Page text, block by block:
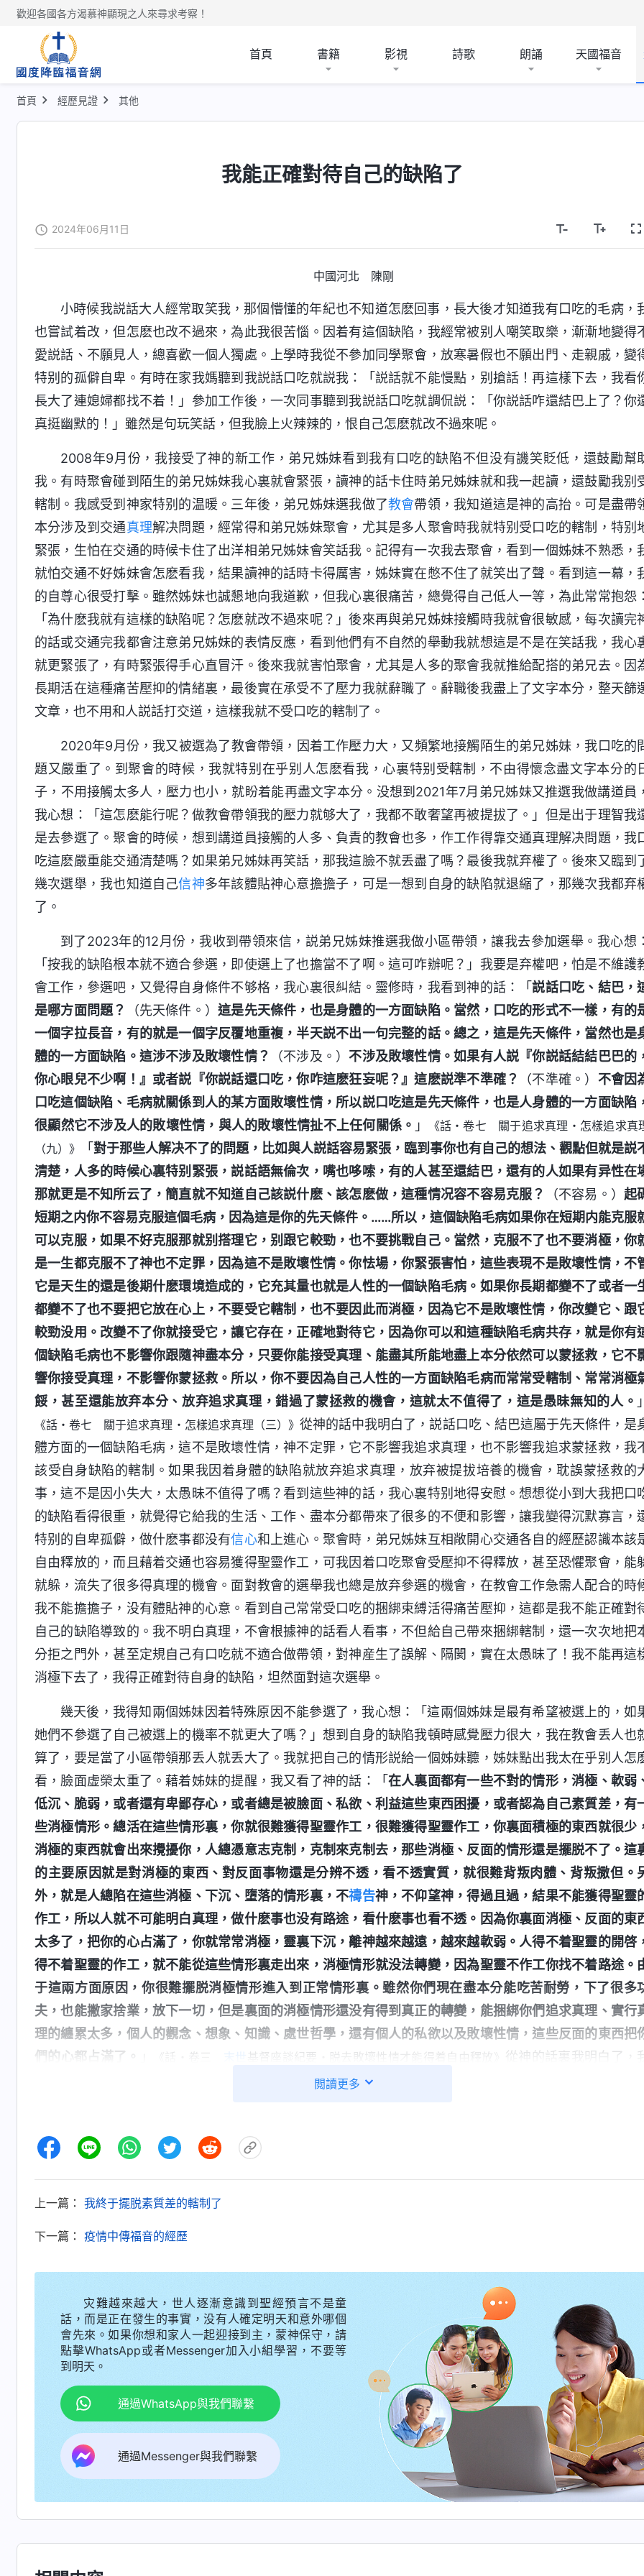
歡迎各國各方渴慕神顯現之人來尋求考察！
首頁 書籍 影視 詩歌 朗誦 天國福音
首頁 經歷見證 其他
我能正確對待自己的缺陷了
2024年06月11日
中國河北 陳剛
小時候我説話大人經常取笑我，那個懵懂的年紀也不知道怎麽回事，長大後才知道我有口吃的毛病，
也嘗試着改，但怎麽也改不過來，為此我很苦惱。因着有這個缺陷，我經常被别人嘲笑取樂，漸漸地變得
愛説話、不願見人，總喜歡一個人獨處。上學時我從不參加同學聚會，放寒暑假也不願出門、走親戚，變
特别的孤僻自卑。有時在家我媽聽到我説話口吃就説我：「説話就不能慢點，别搶話！再這樣下去，我看
長大了連媳婦都找不着！」參加工作後，一次同事聽到我説話口吃就調侃説：「你説話咋還結巴上了？你
真挺幽默的！」雖然是句玩笑話，但我臉上火辣辣的，恨自己怎麽就改不過來呢。
2008年9月份，我接受了神的新工作，弟兄姊妹看到我有口吃的缺陷不但没有譏笑貶低，還鼓勵幫
我。有時聚會碰到陌生的弟兄姊妹我心裏就會緊張，讀神的話卡住時弟兄姊妹就和我一起讀，還鼓勵我别
轄制。我感受到神家特别的温暖。三年後，弟兄姊妹選我做了教會帶領，我知道這是神的高抬。可是盡帶
本分涉及到交通真理解决問題，經常得和弟兄姊妹聚會，尤其是多人聚會時我就特别受口吃的轄制，特别
緊張，生怕在交通的時候卡住了出洋相弟兄姊妹會笑話我。記得有一次我去聚會，看到一個姊妹不熟悉，
就怕交通不好姊妹會怎麽看我，結果讀神的話時卡得厲害，姊妹實在憋不住了就笑出了聲。看到這一幕，
的自尊心很受打擊。雖然姊妹也誠懇地向我道歉，但我心裏很痛苦，總覺得自己低人一等，為此常常抱怨：
「為什麽我就有這樣的缺陷呢？怎麽就改不過來呢？」後來再與弟兄姊妹接觸時我就會很敏感，每次讀完
的話或交通完我都會注意弟兄姊妹的表情反應，看到他們有不自然的舉動我就想這是不是在笑話我，我心
就更緊張了，有時緊張得手心直冒汗。後來我就害怕聚會，尤其是人多的聚會我就推給配搭的弟兄去。因
長期活在這種痛苦壓抑的情緒裏，最後實在承受不了壓力我就辭職了。辭職後我盡上了文字本分，整天篩
文章，也不用和人説話打交道，這樣我就不受口吃的轄制了。
2020年9月份，我又被選為了教會帶領，因着工作壓力大，又頻繁地接觸陌生的弟兄姊妹，我口吃的
題又嚴重了。到聚會的時候，我就特别在乎别人怎麽看我，心裏特别受轄制，不由得懷念盡文字本分的
子，不用接觸太多人，壓力也小，就盼着能再盡文字本分。没想到2021年7月弟兄姊妹又推選我做講道員，
我心想：「這怎麽能行呢？做教會帶領我的壓力就够大了，我都不敢奢望再被提拔了。」但是出于理智我
是去參選了。聚會的時候，想到講道員接觸的人多、負責的教會也多，作工作得靠交通真理解决問題，我
吃這麽嚴重能交通清楚嗎？如果弟兄姊妹再笑話，那我這臉不就丢盡了嗎？最後我就弃權了。後來又臨到
幾次選舉，我也知道自己信神多年該體貼神心意擔擔子，可是一想到自身的缺陷就退縮了，那幾次我都弃
了。
到了2023年的12月份，我收到帶領來信，説弟兄姊妹推選我做小區帶領，讓我去參加選舉。我心想：
「按我的缺陷根本就不適合參選，即使選上了也擔當不了啊。這可咋辦呢？」我要是弃權吧，怕是不維護
會工作，參選吧，又覺得自身條件不够格，我心裏很糾結。靈修時，我看到神的話：「説話口吃、結巴，
是哪方面問題？
（先天條件。）這是先天條件，也是身體的一方面缺陷。當然，口吃的形式不一樣，有的
一個字拉長音，有的就是一個字反覆地重複，半天説不出一句完整的話。總之，這是先天條件，當然也是
體的一方面缺陷。這涉不涉及敗壞性情？
（不涉及。）不涉及敗壞性情。如果有人説『你説話結結巴巴的
你心眼兒不少啊！』或者説『你説話還口吃，你咋這麽狂妄呢？』這麽説準不準確？
（不準確。） 不會因
口吃這個缺陷、毛病就關係到人的某方面敗壞性情，所以説口吃這是先天條件，也是人身體的一方面缺陷
很顯然它不涉及人的敗壞性情，與人的敗壞性情扯不上任何關係。 」
《話・卷七 關于追求真理・怎樣追求真
（九）》
「對于那些人解决不了的問題，比如與人説話容易緊張，臨到事你也有自己的想法、觀點但就是説
清楚，人多的時候心裏特别緊張，説話語無倫次，嘴也哆嗦，有的人甚至還結巴，還有的人如果有异性在
那就更是不知所云了，簡直就不知道自己該説什麽、該怎麽做，這種情况容不容易克服？
（不容易。） 起
短期之内你不容易克服這個毛病，因為這是你的先天條件。……所以，這個缺陷毛病如果你在短期内能克服
可以克服，如果不好克服那就别搭理它，别跟它較勁，也不要挑戰自己。當然，克服不了也不要消極，你
是一生都克服不了神也不定罪，因為這不是敗壞性情。你怯場，你緊張害怕，這些表現不是敗壞性情，不
它是天生的還是後期什麽環境造成的，它充其量也就是人性的一個缺陷毛病。如果你長期都變不了或者一
都變不了也不要把它放在心上，不要受它轄制，也不要因此而消極，因為它不是敗壞性情，你改變它、跟
較勁没用。改變不了你就接受它，讓它存在，正確地對待它，因為你可以和這種缺陷毛病共存，就是你有
個缺陷毛病也不影響你跟隨神盡本分，只要你能接受真理、能盡其所能地盡上本分依然可以蒙拯救，它不
響你接受真理，不影響你蒙拯救。所以，你不要因為自己人性的一方面缺陷毛病而常常受轄制、常常消極
餒，甚至還能放弃本分、放弃追求真理，錯過了蒙拯救的機會，這就太不值得了，這是愚昧無知的人。 」
《話・卷七 關于追求真理・怎樣追求真理（三）》從神的話中我明白了，説話口吃、結巴這屬于先天條件，是
體方面的一個缺陷毛病，這不是敗壞性情，神不定罪，它不影響我追求真理，也不影響我追求蒙拯救，我
該受自身缺陷的轄制。如果我因着身體的缺陷就放弃追求真理，放弃被提拔培養的機會，耽誤蒙拯救的
事，這不是因小失大，太愚昧不值得了嗎？看到這些神的話，我心裏特别地得安慰。想想從小到大我把口
的缺陷看得很重，就覺得它給我的生活、工作、盡本分都帶來了很多的不便和影響，讓我變得沉默寡言，
特别的自卑孤僻，做什麽事都没有信心和上進心。聚會時，弟兄姊妹互相敞開心交通各自的經歷認識本該
自由釋放的，而且藉着交通也容易獲得聖靈作工，可我因着口吃聚會受壓抑不得釋放，甚至恐懼聚會，能
就躲，流失了很多得真理的機會。面對教會的選舉我也總是放弃參選的機會，在教會工作急需人配合的時
我不能擔擔子，没有體貼神的心意。看到自己常常受口吃的捆綁束縛活得痛苦壓抑，這都是我不能正確對
自己的缺陷導致的。我不明白真理，不會根據神的話看人看事，不但給自己帶來捆綁轄制，還一次次地把
分拒之門外，甚至定規自己有口吃就不適合做帶領，對神産生了誤解、隔閡，實在太愚昧了！我不能再這
消極下去了，我得正確對待自身的缺陷，坦然面對這次選舉。
幾天後，我得知兩個姊妹因着特殊原因不能參選了，我心想：「這兩個姊妹是最有希望被選上的，如
她們不參選了自己被選上的機率不就更大了嗎？」想到自身的缺陷我頓時感覺壓力很大，我在教會丢人也
算了，要是當了小區帶領那丢人就丢大了。我就把自己的情形説給一個姊妹聽，姊妹點出我太在乎别人怎
看，臉面虚榮太重了。藉着姊妹的提醒，我又看了神的話：「 在人裏面都有一些不對的情形，消極、軟弱
低沉、脆弱，或者還有卑鄙存心，或者總是被臉面、私欲、利益這些東西困擾，或者認為自己素質差，有
些消極情形。總活在這些情形裏，你就很難獲得聖靈作工，很難獲得聖靈作工，你裏面積極的東西就很少
消極的東西就會出來攪擾你，人總憑意志克制，克制來克制去，那些消極、反面的情形還是擺脱不了。這
的主要原因就是對消極的東西、對反面事物還是分辨不透，看不透實質，就很難背叛肉體、背叛撒但。
外，就是人總陷在這些消極、下沉、墮落的情形裏，不禱告神，不仰望神，得過且過，結果不能獲得聖靈
作工，所以人就不可能明白真理，做什麽事也没有路途，看什麽事也看不透。因為你裏面消極、反面的東
太多了，把你的心占滿了，你就常常消極，靈裏下沉，離神越來越遠，越來越軟弱。人得不着聖靈的開啓
得不着聖靈的作工，就不能從這些情形裏走出來，消極情形就没法轉變，因為聖靈不作工你找不着路途。
于這兩方面原因，你很難擺脱消極情形進入到正常情形裏。雖然你們現在盡本分能吃苦耐勞，下了很多
夫，也能撇家捨業，放下一切，但是裏面的消極情形還没有得到真正的轉變，能捆綁你們追求真理、實行
理的纏累太多，個人的觀念、想象、知識、處世哲學，還有個人的私欲以及敗壞性情，這些反面的東西把
們的心都占滿了。
《話・卷三 末世 基督座談紀要・脱去敗壞性情才能得着自由釋放》 從神的話裏我明白了，
在選舉的事上一直很被動，除了受自身口吃這一缺陷毛病的轄制以外，還受虚榮臉面的捆綁。我覺得負責的
憑着「人活臉面，樹活皮」的撒但毒素活着，總想着把自己的缺陷極力地包裹起來，不讓人看到我不好的一
真是太自私卑鄙了！神家澆灌培養我多年，我應該擔起教會工作，這也是我作為受造之物當盡的責任，我應
讓神厭憎恨惡的。我這才明白，我活得壓抑痛苦是自己太注重虚榮臉面，太在乎别人的評價看法導致的。同
缺陷和敗壞性情的轄制捆綁消沉退縮時，神又用話語開啓光照我，讓我明白真理擺脱負面情緒的捆綁。看到
神的愛太真實了，我不應該再消沉被動，得放下不對的存心好好配合參與選舉。
後來，我又看到神的話：「如果你的人性理智是正常的，你就應該正確面對自己的缺陷毛病，能承認
它、接納它，這對你有益處。接納它不等于要受它的轄制，不等于要常常因它而消極，而是不受它的轄制，
認清自己就是普通的敗壞人類中的一員，自己有毛病、有缺陷，没有什麽可誇的，是神高抬人盡本分，神
將話語、將生命作在人裏面，讓人達到蒙拯救，脱離撒但權勢，這完全是神在高抬人。任何人都有毛病、有
缺陷，要允許自己的毛病缺陷與自己共存，不要迴避它，也不要包裹它，不要因此常常内心感覺壓抑，甚
總覺得低人一等。你并不低人一等，你如果為盡本分能達到盡心、盡力、盡意，盡自己所能，有一顆真誠
心，那你在神面前就像金子一樣珍貴。如果你盡本分不能付代價、没有忠心，即使你的先天條件比一般
好，那你在神面前也不珍貴，連沙子都不如。」《話・卷七 關于追求真理・怎樣追求真理（三）》從神的話中
閲讀更多
上一篇： 我終于擺脱素質差的轄制了
下一篇： 疫情中傳福音的經歷
灾難越來越大，世人逐漸意識到聖經預言不是童
話，而是正在發生的事實，没有人確定明天和意外哪個
會先來。如果你想和家人一起迎接到主，蒙神保守，請
點擊WhatsApp或者Messenger加入小組學習，不要等
到明天。
通過WhatsApp與我們聯繫
通過Messenger與我們聯繫